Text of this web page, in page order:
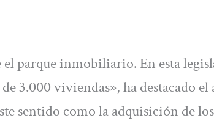
parque inmobiliario. En esta
3.000 viviendas», ha destacado el
sentido como la adquisición de los